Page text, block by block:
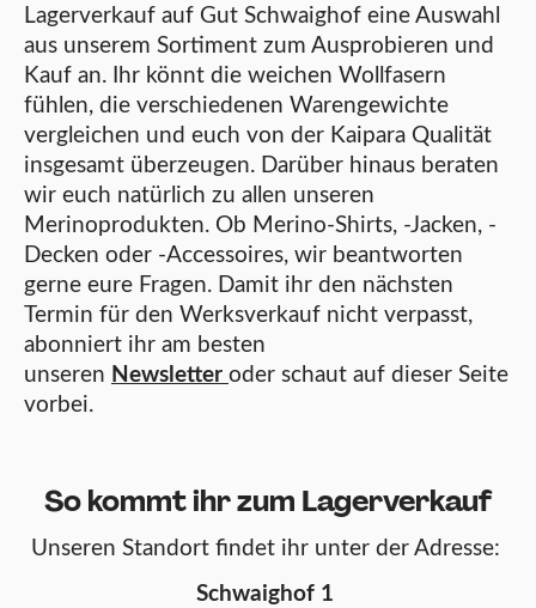
Lagerverkauf auf Gut Schwaighof eine Auswahl
aus unserem Sortiment zum Ausprobieren und
Kauf an. Ihr könnt die weichen Wollfasern
fühlen, die verschiedenen Warengewichte
vergleichen und euch von der Kaipara Qualität
insgesamt überzeugen. Darüber hinaus beraten
wir euch natürlich zu allen unseren
Merinoprodukten. Ob Merino-Shirts, -Jacken, -
Decken oder -Accessoires, wir beantworten
gerne eure Fragen. Damit ihr den nächsten
Termin für den Werksverkauf nicht verpasst,
abonniert ihr am besten
unseren Newsletter oder schaut auf dieser Seite
vorbei.
So kommt ihr zum Lagerverkauf
Unseren Standort findet ihr unter der Adresse:
Schwaighof 1